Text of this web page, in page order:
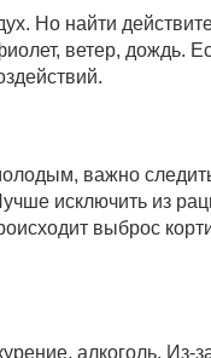
Но найти
ветер,
важно
исключить из
выброс
алкоголь.